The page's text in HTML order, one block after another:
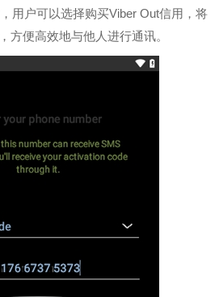
用户可以选择购买Viber Out信用，将
方便高效地与他人进行通讯。